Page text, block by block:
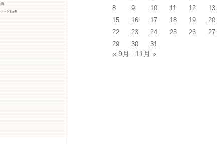
8
9 10 11 12 13
15
16 17 18 19 20
22
23 24 25 26 27
29
30 31
« 9月 11月 »